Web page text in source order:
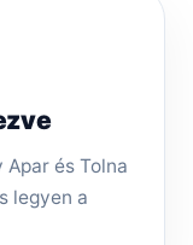
és Tolna
legyen a